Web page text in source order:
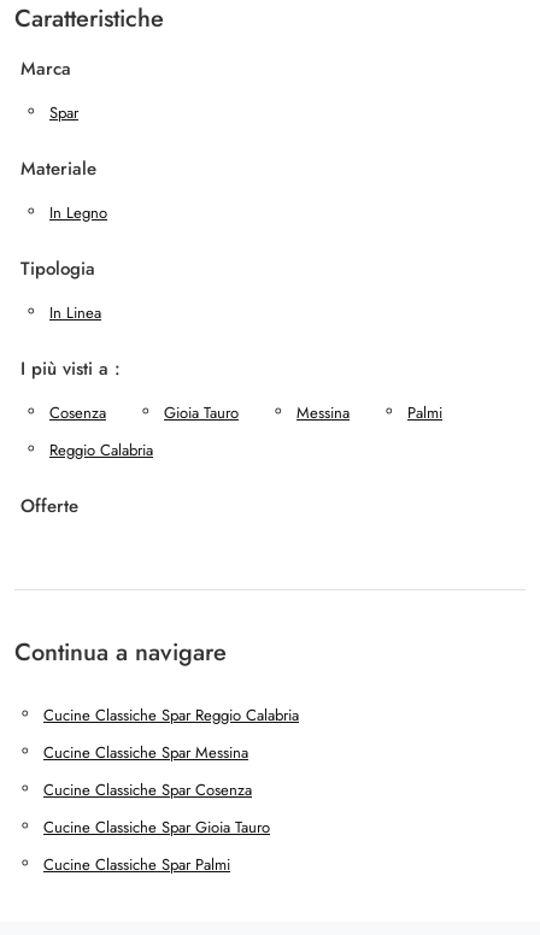
Caratteristiche
Marca
Spar
Materiale
In Legno
Tipologia
In Linea
I più visti a :
Cosenza Gioia Tauro Messina
Palmi
Reggio Calabria
Offerte
Continua a navigare
Cucine Classiche Spar Reggio Calabria
Cucine Classiche Spar Messina
Cucine Classiche Spar Cosenza
Cucine Classiche Spar Gioia Tauro
Cucine Classiche Spar Palmi